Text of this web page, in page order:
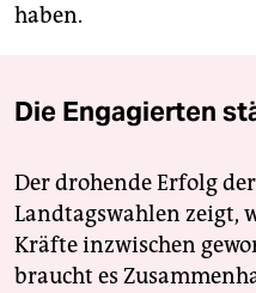
haben.
Die Engagierten
Der drohende Erfolg
Landtagswahlen zeigt,
Kräfte inzwischen
braucht es